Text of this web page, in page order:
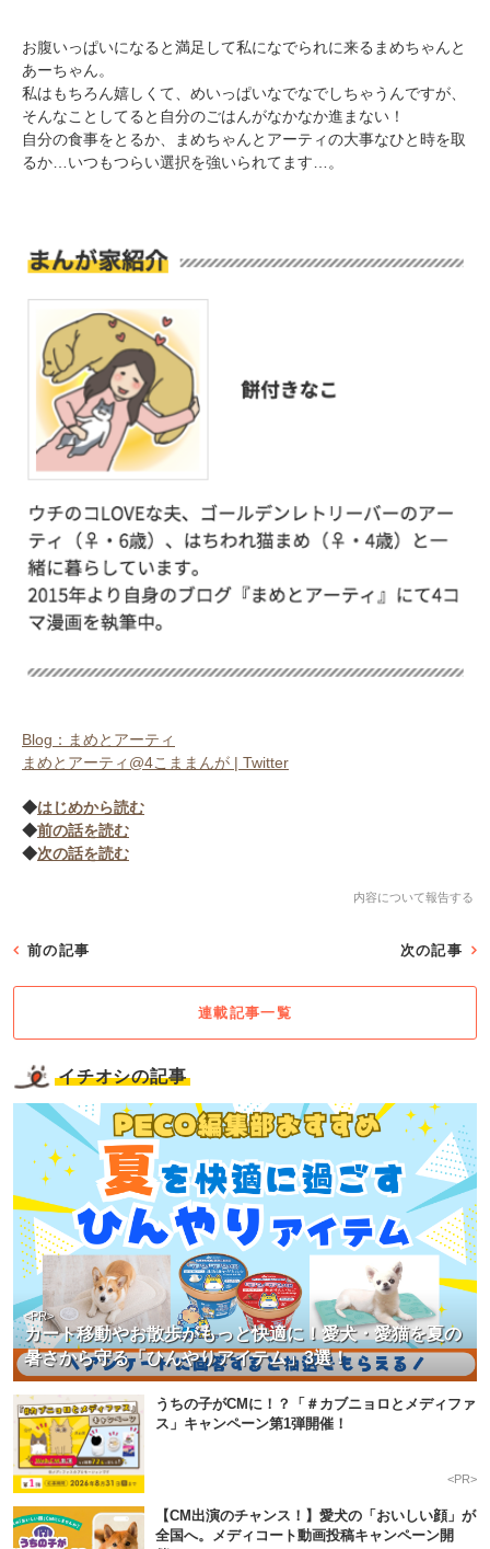
お腹いっぱいになると満足して私になでられに来るまめちゃんと
あーちゃん。
私はもちろん嬉しくて、めいっぱいなでなでしちゃうんですが、
そんなことしてると自分のごはんがなかなか進まない！
自分の食事をとるか、まめちゃんとアーティの大事なひと時を取
るか…いつもつらい選択を強いられてます…。
Blog：まめとアーティ
まめとアーティ@4こままんが | Twitter
◆はじめから読む
◆前の話を読む
◆次の話を読む
内容について報告する
前の記事 次の記事
連載記事一覧
イチオシの記事
カート移動やお散歩がもっと快適に！愛犬・愛猫を夏の
暑さから守る「ひんやりアイテム」3選！
<PR>
うちの子がCMに！？「＃カブニョロとメディファ
ス」キャンペーン第1弾開催！
<PR>
【CM出演のチャンス！】愛犬の「おいしい顔」が
全国へ。メディコート動画投稿キャンペーン開
pecodogs
いぬ部をフォロー
ねこ部をフォロー
PECOアプリをダウンロード済みの方
アプリで開く
アプリをダウンロードする